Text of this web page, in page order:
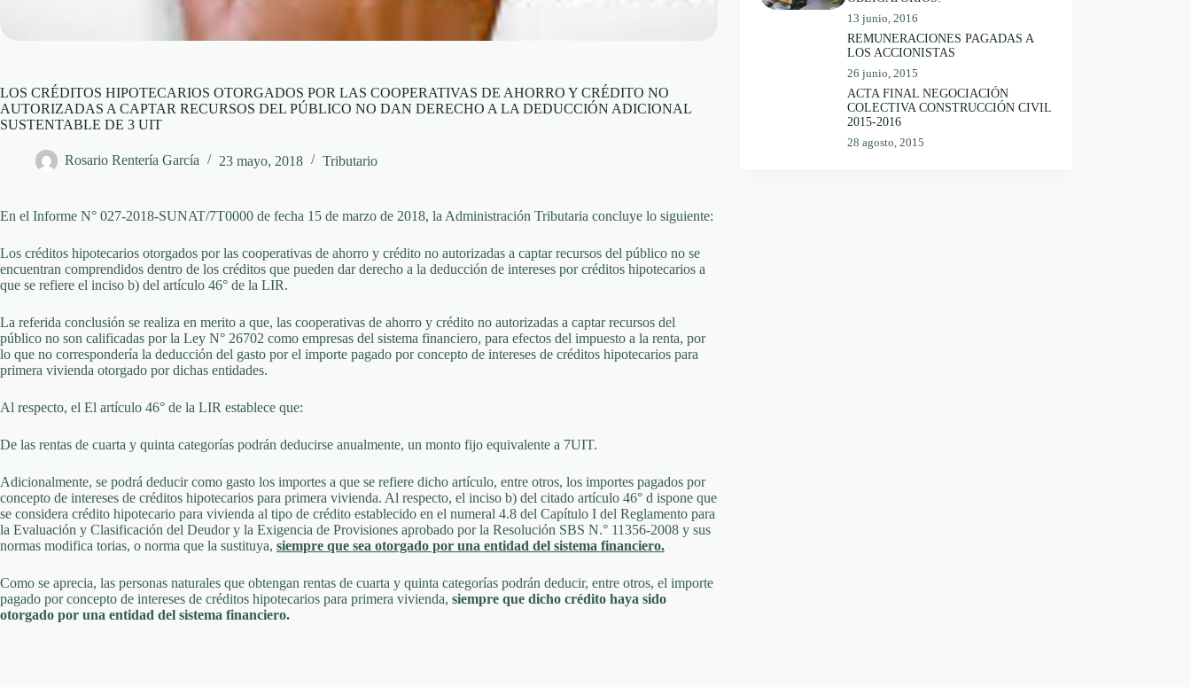
LOS CRÉDITOS HIPOTECARIOS OTORGADOS POR LAS COOPERATIVAS DE AHORRO Y CRÉDITO NO
AUTORIZADAS A CAPTAR RECURSOS DEL PÚBLICO NO DAN DERECHO A LA DEDUCCIÓN ADICIONAL
SUSTENTABLE DE 3 UIT
Rosario Rentería García 23 mayo, 2018 Tributario
En el Informe N° 027-2018-SUNAT/7T0000 de fecha 15 de marzo de 2018, la Administración Tributaria concluye lo siguiente:
Los créditos hipotecarios otorgados por las cooperativas de ahorro y crédito no autorizadas a captar recursos del público no se
encuentran comprendidos dentro de los créditos que pueden dar derecho a la deducción de intereses por créditos hipotecarios a
que se refiere el inciso b) del artículo 46° de la LIR.
La referida conclusión se realiza en merito a que, las cooperativas de ahorro y crédito no autorizadas a captar recursos del
público no son calificadas por la Ley N° 26702 como empresas del sistema financiero, para efectos del impuesto a la renta, por
lo que no correspondería la deducción del gasto por el importe pagado por concepto de intereses de créditos hipotecarios para
primera vivienda otorgado por dichas entidades.
Al respecto, el El artículo 46° de la LIR establece que:
De las rentas de cuarta y quinta categorías podrán deducirse anualmente, un monto fijo equivalente a 7UIT.
Adicionalmente, se podrá deducir como gasto los importes a que se refiere dicho artículo, entre otros, los importes pagados por
concepto de intereses de créditos hipotecarios para primera vivienda. Al respecto, el inciso b) del citado artículo 46° d ispone que
se considera crédito hipotecario para vivienda al tipo de crédito establecido en el numeral 4.8 del Capítulo I del Reglamento para
la Evaluación y Clasificación del Deudor y la Exigencia de Provisiones aprobado por la Resolución SBS N.° 11356-2008 y sus
normas modifica torias, o norma que la sustituya, siempre que sea otorgado por una entidad del sistema financiero.
Como se aprecia, las personas naturales que obtengan rentas de cuarta y quinta categorías podrán deducir, entre otros, el importe
pagado por concepto de intereses de créditos hipotecarios para primera vivienda, siempre que dicho crédito haya sido
otorgado por una entidad del sistema financiero.
13 junio, 2016
REMUNERACIONES PAGADAS A
LOS ACCIONISTAS
26 junio, 2015
ACTA FINAL NEGOCIACIÓN
COLECTIVA CONSTRUCCIÓN CIVIL
2015-2016
28 agosto, 2015